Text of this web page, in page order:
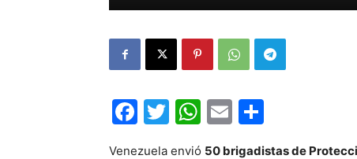
Facebook
Twitter
WhatsApp
Email
Venezuela envió 50 brigadistas de